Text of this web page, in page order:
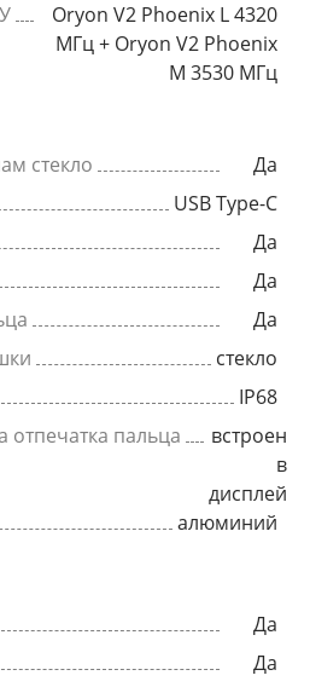
Oryon V2 Phoenix L 4320
МГц + Oryon V2 Phoenix
M 3530 МГц
стекло
Да
USB Type-C
Да
Да
Да
стекло
IP68
отпечатка пальца
встроен
в
дисплей
алюминий
Да
Да